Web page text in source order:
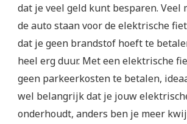
dat je veel geld kunt besparen. Veel
de auto staan voor de elektrische
dat je geen brandstof hoeft te
heel erg duur. Met een elektrische
geen parkeerkosten te betalen,
wel belangrijk dat je jouw
onderhoudt, anders ben je meer